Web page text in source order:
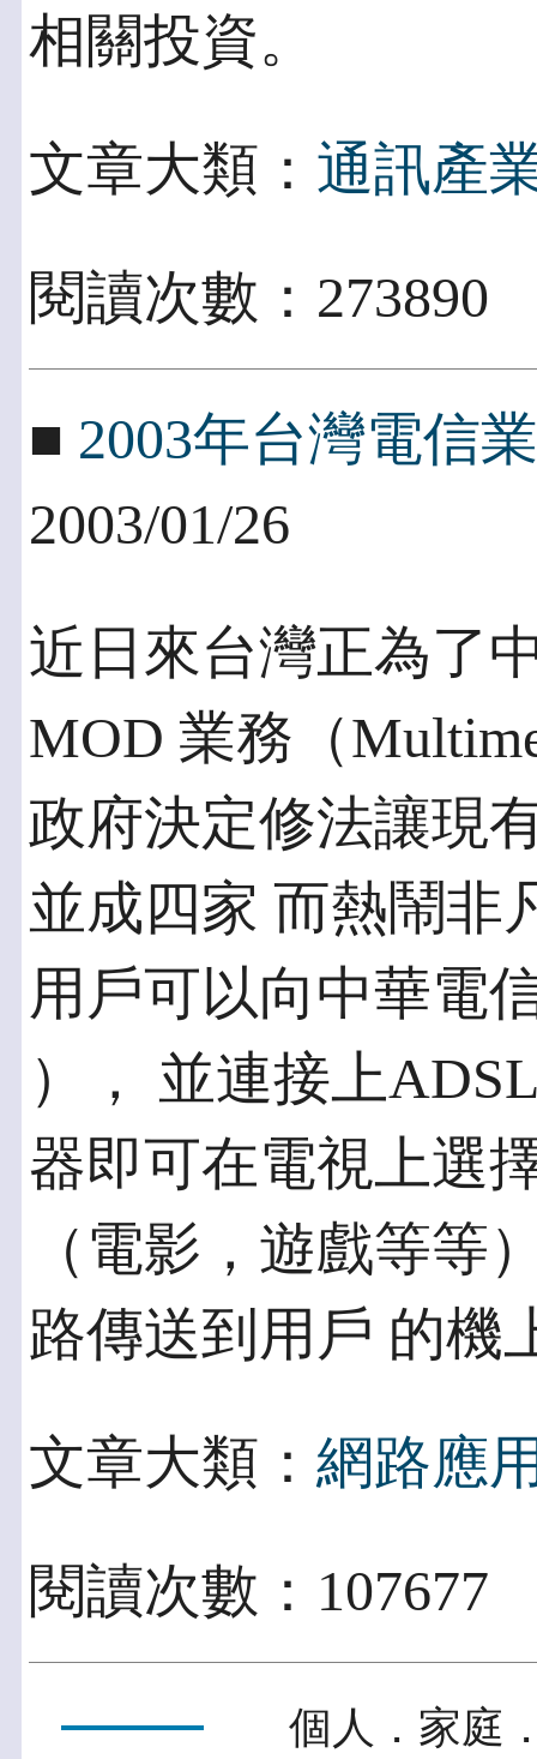
相關投資。
文章大類： 通訊產
閱讀次數：
■ 2003年台灣電信
2003/01/26
近日來台灣正為了
MOD 業務（
政府決定修法讓現
並成四家 而熱鬧非
用戶可以向中華電
）， 並連接上
器即可在電視上選
（電影，遊戲等等
路傳送到用戶 的機
文章大類： 網路應
閱讀次數：
個人．家庭